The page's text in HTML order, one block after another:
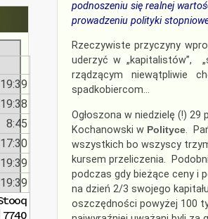
podnoszeniu się realnej
prowadzeniu polityki
Rzeczywiste przyczyny
uderzyć w „kapitalistów”,
rządzącym niewątpliwie
spadkobiercom…
Ogłoszona w niedzielę (!)
Kochanowski w Polityce.
wszystkich bo wszyscy
kursem przeliczenia.
podczas gdy bieżące ceny i
na dzień 2/3 swojego
oszczędności powyżej 100
19:39
19:38
8:45
17:30
19:39
19:39